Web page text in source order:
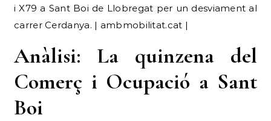
i X79 a Sant Boi de Llobregat per un desviament al
carrer Cerdanya. | ambmobilitat.cat |
Anàlisi: La quinzena del
Comerç i Ocupació a Sant
Boi